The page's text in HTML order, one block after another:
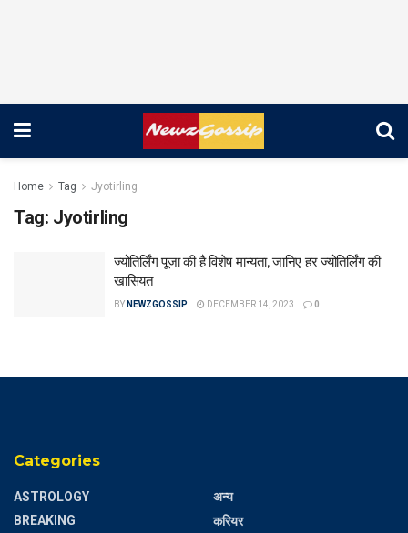
Home Tag Jyotirling
Tag: Jyotirling
ज्योतिर्लिंग पूजा की है विशेष मान्यता, जानिए हर ज्योतिर्लिंग की
खासियत
BY NEWZGOSSIP DECEMBER 14, 2023 0
Categories
ASTROLOGY
BREAKING
अन्य
करियर